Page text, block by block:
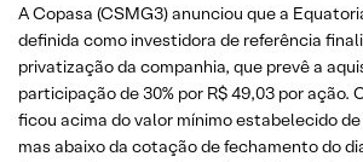
A Copasa (CSMG3) anunciou que a
definida como investidora de referência
privatização da companhia, que prevê a
participação de 30% por R$ 49,03 por ação.
ficou acima do valor mínimo estabelecido de
mas abaixo da cotação de fechamento do